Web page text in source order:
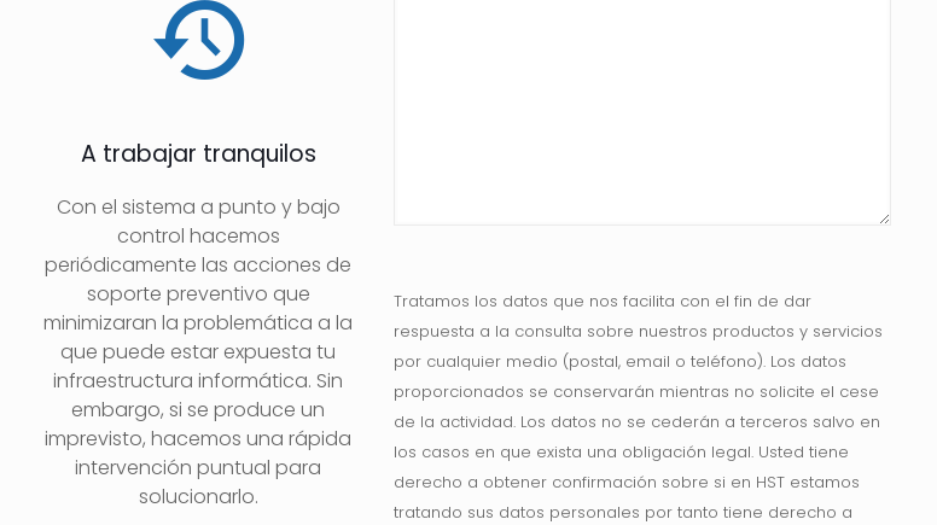
A trabajar tranquilos
Con el sistema a punto y bajo
control hacemos
periódicamente las acciones de
soporte preventivo que
minimizaran la problemática a la
que puede estar expuesta tu
infraestructura informática. Sin
embargo, si se produce un
imprevisto, hacemos una rápida
intervención puntual para
solucionarlo.
Tratamos los datos que nos facilita con el fin de dar
respuesta a la consulta sobre nuestros productos y servicios
por cualquier medio (postal, email o teléfono). Los datos
proporcionados se conservarán mientras no solicite el cese
de la actividad. Los datos no se cederán a terceros salvo en
los casos en que exista una obligación legal. Usted tiene
derecho a obtener confirmación sobre si en HST estamos
tratando sus datos personales por tanto tiene derecho a